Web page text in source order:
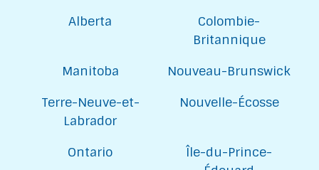
Alberta
Colombie-
Britannique
Manitoba
Nouveau-Brunswick
Terre-Neuve-et-
Labrador
Nouvelle-Écosse
Ontario
Île-du-Prince-